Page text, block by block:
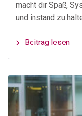
macht dir Spaß,
und instand zu
Beitrag lesen